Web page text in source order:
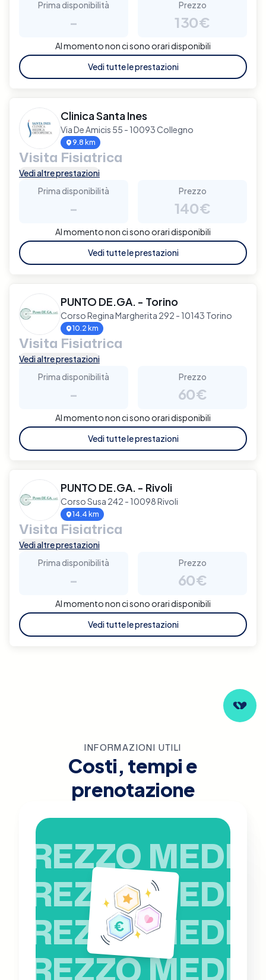
Prima disponibilità
-
Prezzo
130€
Al momento non ci sono orari disponibili
Vedi tutte le prestazioni
Clinica Santa Ines
Via De Amicis 55 - 10093 Collegno
9.8 km
Visita Fisiatrica
Vedi altre prestazioni
Prima disponibilità
-
Prezzo
140€
Al momento non ci sono orari disponibili
Vedi tutte le prestazioni
PUNTO DE.GA. - Torino
Corso Regina Margherita 292 - 10143 Torino
10.2 km
Visita Fisiatrica
Vedi altre prestazioni
Prima disponibilità
-
Prezzo
60€
Al momento non ci sono orari disponibili
Vedi tutte le prestazioni
PUNTO DE.GA. - Rivoli
Corso Susa 242 - 10098 Rivoli
14.4 km
Visita Fisiatrica
Vedi altre prestazioni
Prima disponibilità
-
Prezzo
60€
Al momento non ci sono orari disponibili
Vedi tutte le prestazioni
INFORMAZIONI UTILI
Costi, tempi e
prenotazione
PREZZO MEDIO
PREZZO MEDIO
PREZZO MEDIO
PREZZO MEDIO